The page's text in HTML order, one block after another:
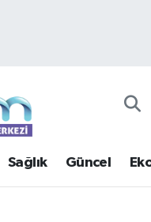
Sağlık Güncel
Fikstür